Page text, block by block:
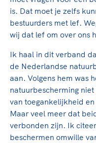
is. Dat moet je zelfs
bestuurders met lef.
wij dat lef om over ons
Ik haal in dit verband
de Nederlandse
aan. Volgens hem was
natuurbescherming
van toegankelijkheid
Maar veel meer dat
verbonden zijn. Ik
beschermen omwille